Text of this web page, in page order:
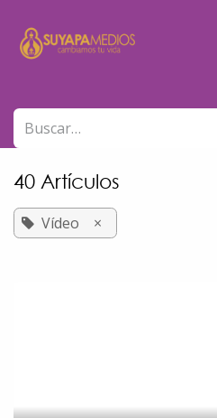
40 Artículos
Vídeo ×